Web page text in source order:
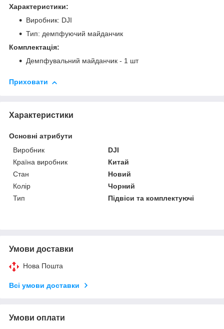
Характеристики:
Виробник: DJI
Тип: демпфуючий майданчик
Комплектація:
Демпфувальний майданчик - 1 шт
Приховати
Характеристики
Основні атрибути
Виробник
DJI
Країна виробник
Китай
Стан
Новий
Колір
Чорний
Тип
Підвіси та комплектуючі
Умови доставки
Нова Пошта
Всі умови доставки
Умови оплати